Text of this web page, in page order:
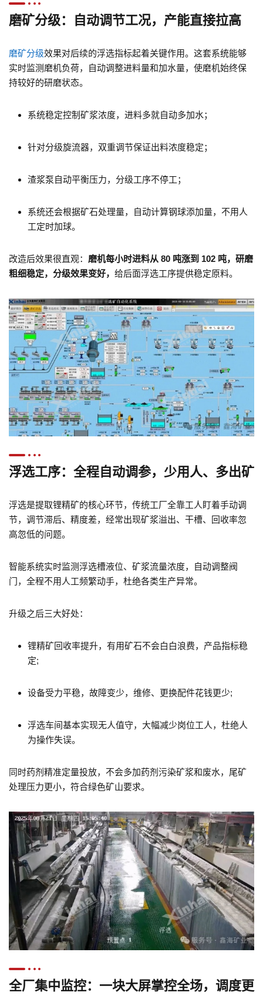
磨矿分级：自动调节工况，产能直接拉高
磨矿分级效果对后续的浮选指标起着关键作用。这套系统能够
实时监测磨机负荷，自动调整进料量和加水量，使磨机始终保
持较好的研磨状态。
系统稳定控制矿浆浓度，进料多就自动多加水；
针对分级旋流器，双重调节保证出料浓度稳定；
渣浆泵自动平衡压力，分级工序不停工；
系统还会根据矿石处理量，自动计算钢球添加量，不用人
工定时加球。
改造后效果很直观： 磨机每小时进料从 80 吨涨到 102 吨， 研磨
粗细稳定，分级效果变好， 给后面浮选工序提供稳定原料。
浮选工序：全程自动调参，少用人、多出矿
浮选是提取锂精矿的核心环节，传统工厂全靠工人盯着手动调
节，调节滞后、精度差，经常出现矿浆溢出、干槽、回收率忽
高忽低的问题。
智能系统实时监测浮选槽液位、矿浆流量浓度，自动调整阀
门，全程不用人工频繁动手，杜绝各类生产异常。
升级之后三大好处：
锂精矿回收率提升，有用矿石不会白白浪费，产品指标稳
定;
设备受力平稳，故障变少，维修、更换配件花钱更少;
浮选车间基本实现无人值守，大幅减少岗位工人，杜绝人
为操作失误。
同时药剂精准定量投放，不会多加药剂污染矿浆和废水，尾矿
处理压力更小，符合绿色矿山要求。
全厂集中监控：一块大屏掌控全场，调度更